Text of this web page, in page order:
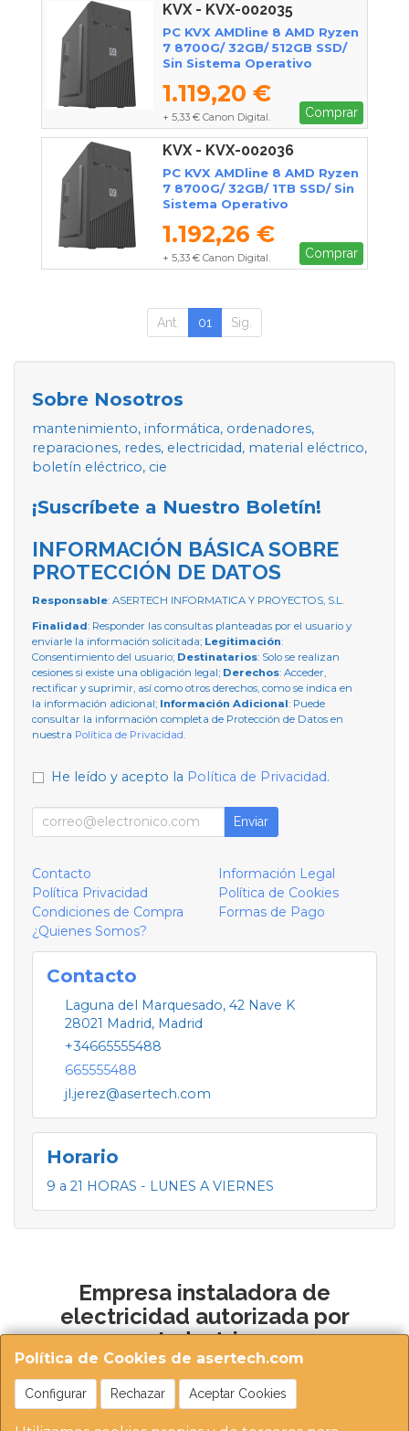
KVX - KVX-002035
PC KVX AMDline 8 AMD Ryzen
7 8700G/ 32GB/ 512GB SSD/
Sin Sistema Operativo
1.119,20 €
+ 5,33 € Canon Digital. Comprar
KVX - KVX-002036
PC KVX AMDline 8 AMD Ryzen
7 8700G/ 32GB/ 1TB SSD/ Sin
Sistema Operativo
1.192,26 €
+ 5,33 € Canon Digital. Comprar
Ant. 01 Sig.
Política de Cookies de asertech.com
Configurar Rechazar Aceptar Cookies
Sobre Nosotros
mantenimiento, informática, ordenadores,
reparaciones, redes, electricidad, material eléctrico,
boletín eléctrico, cie
¡Suscríbete a Nuestro Boletín!
INFORMACIÓN BÁSICA SOBRE
PROTECCIÓN DE DATOS
Responsable: ASERTECH INFORMATICA Y PROYECTOS, S.L.
Finalidad: Responder las consultas planteadas por el usuario y
enviarle la información solicitada; Legitimación:
Consentimiento del usuario; Destinatarios: Solo se realizan
cesiones si existe una obligación legal; Derechos: Acceder,
rectificar y suprimir, así como otros derechos, como se indica en
la información adicional; Información Adicional: Puede
consultar la información completa de Protección de Datos en
nuestra Política de Privacidad
He leído y acepto la Política de Privacidad.
Enviar
Contacto
Información Legal
Política Privacidad
Política de Cookies
Condiciones de Compra
Formas de Pago
¿Quienes Somos?
Contacto
Laguna del Marquesado, 42 Nave K
28021 Madrid, Madrid
+34665555488
665555488
jl.jerez@asertech.com
Horario
9 a 21 HORAS - LUNES A VIERNES
Empresa instaladora de
electricidad autorizada por
Industria